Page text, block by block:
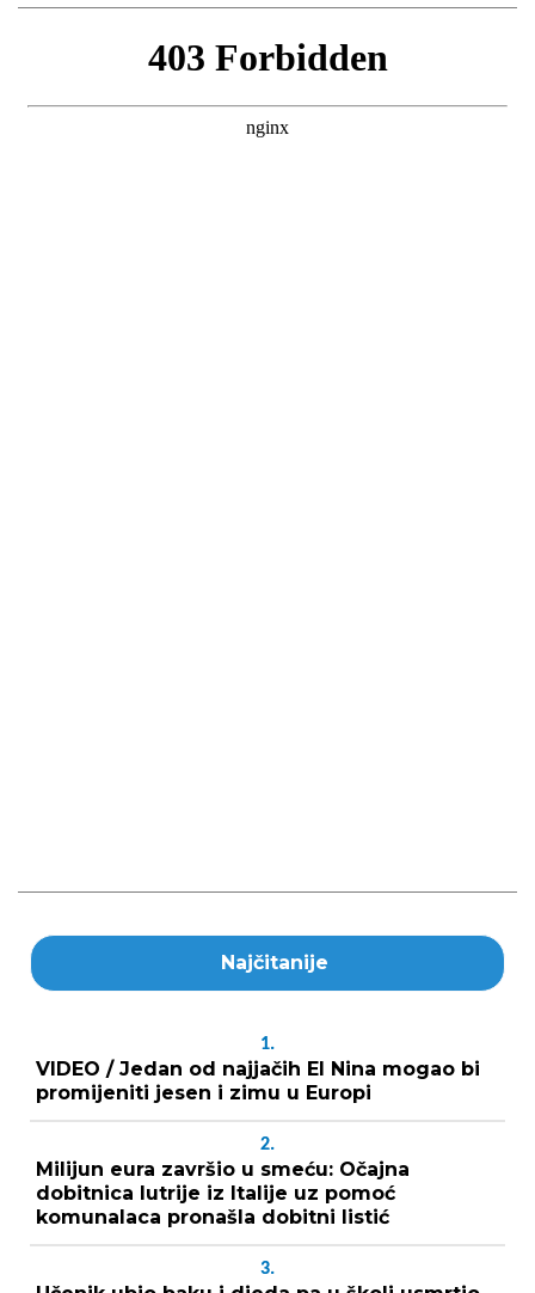
Najčitanije
1.
VIDEO / Jedan od najjačih El Nina mogao bi
promijeniti jesen i zimu u Europi
2.
Milijun eura završio u smeću: Očajna
dobitnica lutrije iz Italije uz pomoć
komunalaca pronašla dobitni listić
3.